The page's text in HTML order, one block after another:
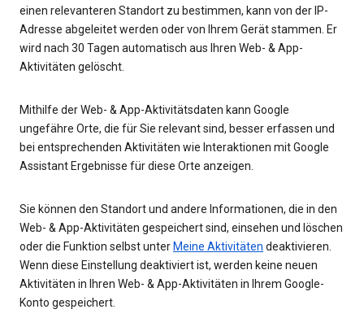
einen relevanteren Standort zu bestimmen, kann von der IP-
Adresse abgeleitet werden oder von Ihrem Gerät stammen. Er
wird nach 30 Tagen automatisch aus Ihren Web- & App-
Aktivitäten gelöscht.
Mithilfe der Web- & App-Aktivitätsdaten kann Google
ungefähre Orte, die für Sie relevant sind, besser erfassen und
bei entsprechenden Aktivitäten wie Interaktionen mit Google
Assistant Ergebnisse für diese Orte anzeigen.
Sie können den Standort und andere Informationen, die in den
Web- & App-Aktivitäten gespeichert sind, einsehen und löschen
oder die Funktion selbst unter Meine Aktivitäten deaktivieren.
Wenn diese Einstellung deaktiviert ist, werden keine neuen
Aktivitäten in Ihren Web- & App-Aktivitäten in Ihrem Google-
Konto gespeichert.